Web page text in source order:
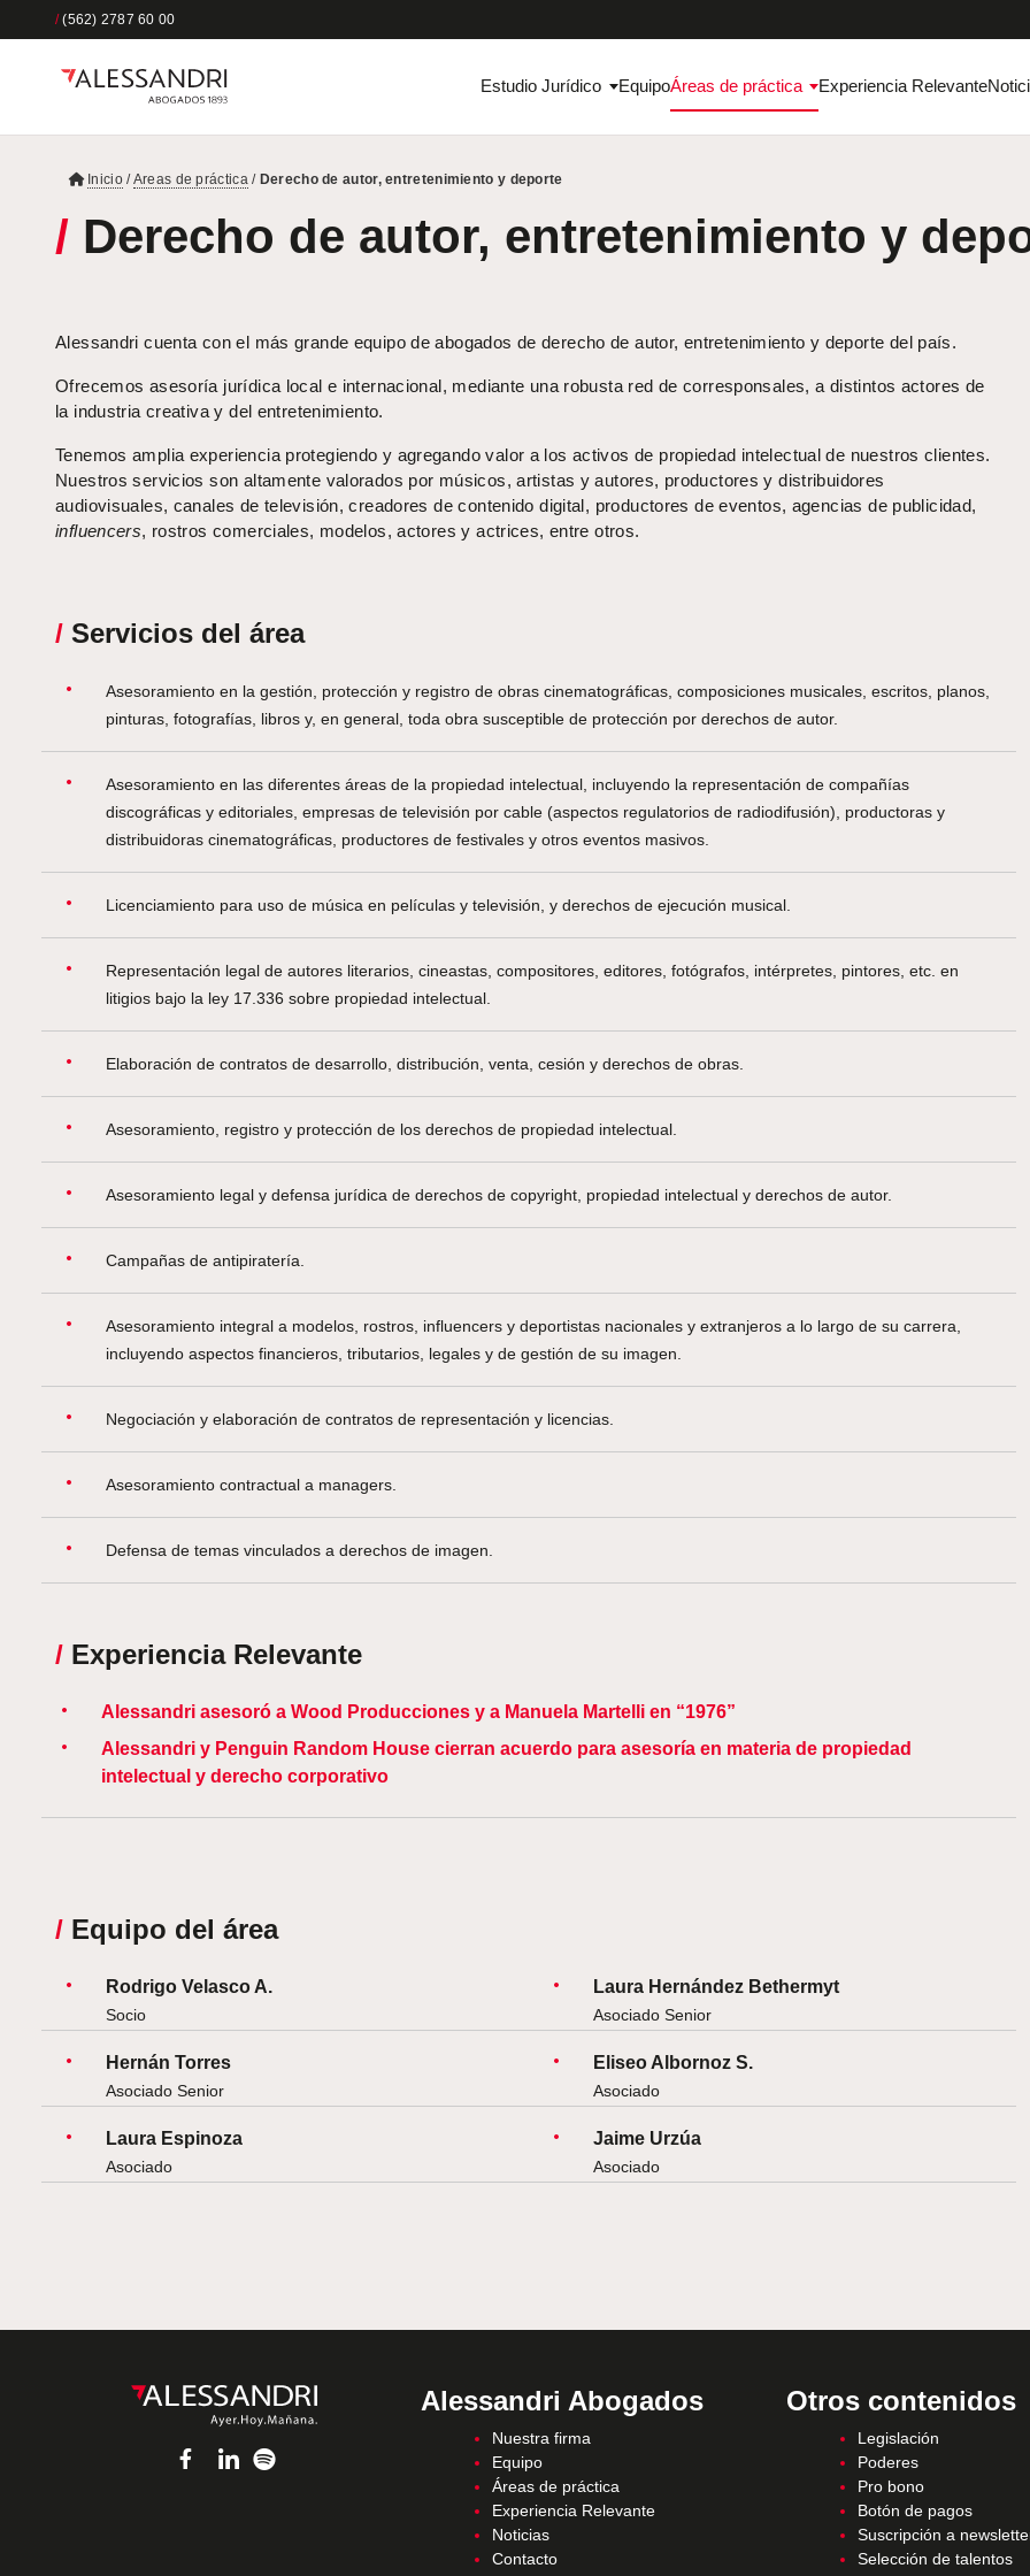
/(562) 2787 60 00
Estudio Jurídico EquipoÁreas de práctica Experiencia Relevante
Inicio/Areas de práctica / Derecho de autor, entretenimiento y deporte
/ Derecho de autor, entretenimiento y
Alessandri cuenta con el más grande equipo de abogados de derecho de autor, entretenimiento y deporte del país.
Ofrecemos asesoría jurídica local e internacional, mediante una robusta red de corresponsales, a distintos actores de
la industria creativa y del entretenimiento.
Tenemos amplia experiencia protegiendo y agregando valor a los activos de propiedad intelectual de nuestros clientes.
Nuestros servicios son altamente valorados por músicos, artistas y autores, productores y distribuidores
audiovisuales, canales de televisión, creadores de contenido digital, productores de eventos, agencias de publicidad,
influencers, rostros comerciales, modelos, actores y actrices, entre otros.
/ Servicios del área
Asesoramiento en la gestión, protección y registro de obras cinematográficas, composiciones musicales, escritos, planos,
pinturas, fotografías, libros y, en general, toda obra susceptible de protección por derechos de autor.
Asesoramiento en las diferentes áreas de la propiedad intelectual, incluyendo la representación de compañías
discográficas y editoriales, empresas de televisión por cable (aspectos regulatorios de radiodifusión), productoras y
distribuidoras cinematográficas, productores de festivales y otros eventos masivos.
Licenciamiento para uso de música en películas y televisión, y derechos de ejecución musical.
Representación legal de autores literarios, cineastas, compositores, editores, fotógrafos, intérpretes, pintores, etc. en
litigios bajo la ley 17.336 sobre propiedad intelectual.
Elaboración de contratos de desarrollo, distribución, venta, cesión y derechos de obras.
Asesoramiento, registro y protección de los derechos de propiedad intelectual.
Asesoramiento legal y defensa jurídica de derechos de copyright, propiedad intelectual y derechos de autor.
Campañas de antipiratería.
Asesoramiento integral a modelos, rostros, influencers y deportistas nacionales y extranjeros a lo largo de su carrera,
incluyendo aspectos financieros, tributarios, legales y de gestión de su imagen.
Negociación y elaboración de contratos de representación y licencias.
Asesoramiento contractual a managers.
Defensa de temas vinculados a derechos de imagen.
/ Experiencia Relevante
Alessandri asesoró a Wood Producciones y a Manuela Martelli en “1976”
Alessandri y Penguin Random House cierran acuerdo para asesoría en materia de propiedad
intelectual y derecho corporativo
/ Equipo del área
Rodrigo Velasco A.
Socio
Laura Hernández Bethermyt
Asociado Senior
Hernán Torres
Asociado Senior
Eliseo Albornoz S.
Asociado
Laura Espinoza
Asociado
Jaime Urzúa
Asociado
Alessandri Abogados
Nuestra firma
Equipo
Áreas de práctica
Experiencia Relevante
Noticias
Contacto
Otros contenidos
Legislación
Poderes
Pro bono
Botón de pagos
Suscripción a
Selección de talentos